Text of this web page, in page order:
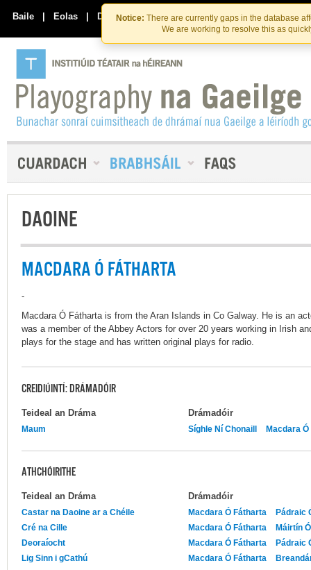
Skip
to
the
content
Skip
to
content
Notice: There are currently gaps in the database
We are working to resolve this as
Baile | Eolas | Déan Teagmháil Linn
DAOINE
MACDARA Ó FÁTHARTA
-
Macdara Ó Fátharta is from the Aran Islands in Co Galway. He is an
was a member of the Abbey Actors for over 20 years working in Irish
plays for the stage and has written original plays for radio.
CREIDIÚINTÍ: DRÁMADÓIR
Teideal an Dráma Drámadóir
Maum Síghle Ní Chonaill Macdara
ATHCHÓIRITHE
Teideal an Dráma Drámadóir
Castar na Daoine ar a Chéile Macdara Ó Fátharta
Pádraic
Cré na Cille
Macdara Ó Fátharta
Máirtín
Deoraíocht
Macdara Ó Fátharta
Pádraic
Lig Sinn i gCathú
Macdara Ó Fátharta